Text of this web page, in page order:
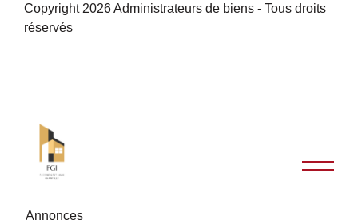
Copyright 2026 Administrateurs de biens - Tous droits
réservés
Annonces